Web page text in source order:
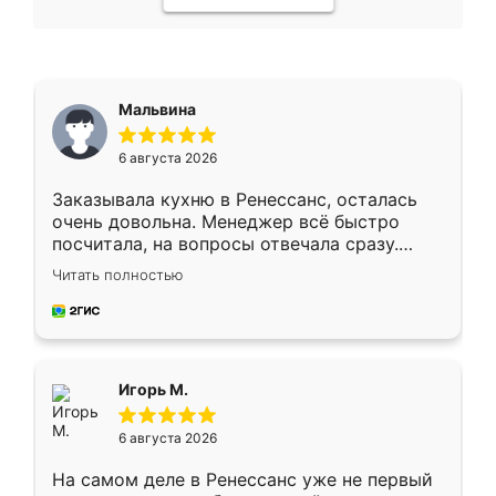
Мальвина
6 августа 2026
Заказывала кухню в Ренессанс, осталась
очень довольна. Менеджер всё быстро
посчитала, на вопросы отвечала сразу.
Замерщик приехал в субботу, подошёл к
делу со всей ответственностью. Собрали
за день, ребята работали аккуратно, даже
Читать полностью
Игорь М.
6 августа 2026
На самом деле в Ренессанс уже не первый